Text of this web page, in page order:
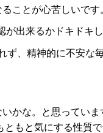
ことが心苦しいです
出来るかドキド
、精神的に不安
かな。と思っていま
もと気にする性質